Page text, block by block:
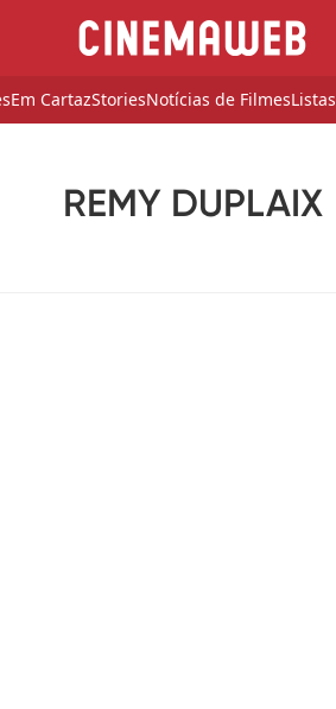
Em CartazStoriesNotícias de FilmesListas
REMY DUPLAIX